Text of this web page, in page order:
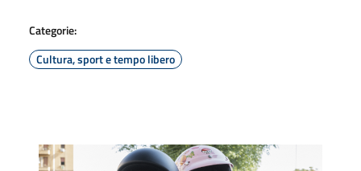
Categorie:
Cultura, sport e tempo libero